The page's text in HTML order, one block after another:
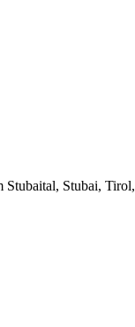
Stubai,